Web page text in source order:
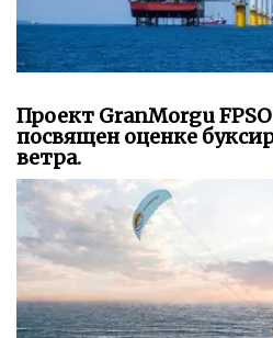
Проект GranMorgu
посвящен оценке
ветра.